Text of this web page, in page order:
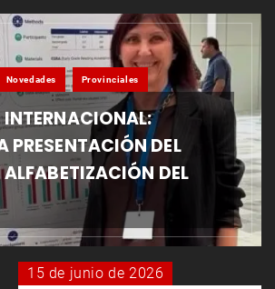
Novedades Provinciales
INTERNACIONAL:
PRESENTACIÓN DEL
ALFABETIZACIÓN DEL
15 de junio de 2026